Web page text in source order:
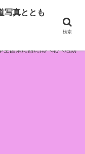
とともに！
全国東に西に南へ北へ活動
真ととも
検索